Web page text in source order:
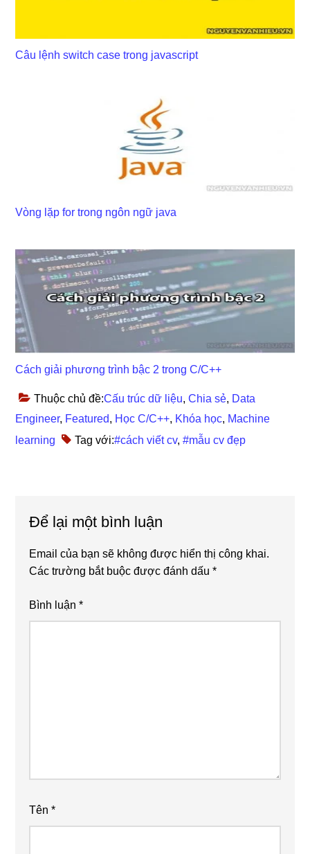
Câu lệnh switch case trong javascript
Vòng lặp for trong ngôn ngữ java
Cách giải phương trình bậc 2 trong C/C++
Thuộc chủ đề:Cấu trúc dữ liệu,Chia sẻ, Data
Engineer, Featured, Học C/C++, Khóa học, Machine
learning
Tag với:#cách viết cv,#mẫu cv đẹp
Interactions
Để lại một bình luận
Email của bạn sẽ không được hiển thị công khai.
Các trường bắt buộc được đánh dấu*
Bình luận*
Tên*